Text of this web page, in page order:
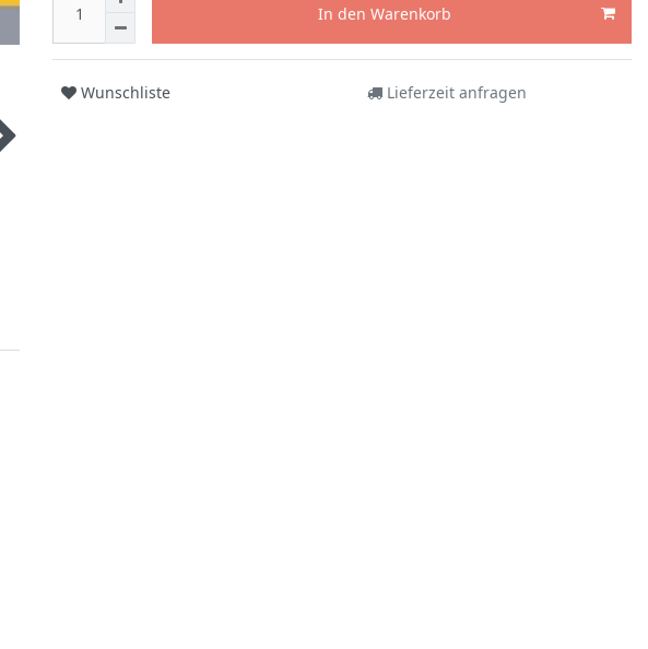
In den Warenkorb
Wunschliste Lieferzeit anfragen